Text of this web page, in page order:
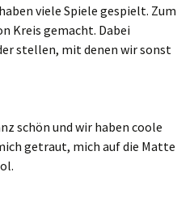
viele Spiele gespielt. Zum
Kreis gemacht. Dabei
stellen, mit denen wir sonst
schön und wir haben coole
getraut, mich auf die Matte